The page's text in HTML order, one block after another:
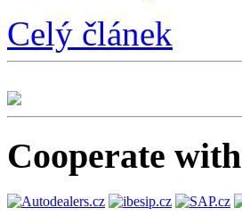
Celý článek
Cooperate with